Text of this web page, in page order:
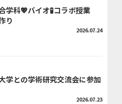
学科💖バイオ🧪コラボ授業
り
2026.07.24
学との学術研究交流会に参加
2026.07.23